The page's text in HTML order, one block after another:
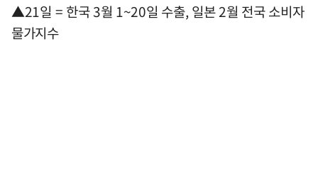
▲21일 = 한국 3월 1~20일 수출, 일본 2월 전국 소비자
물가지수